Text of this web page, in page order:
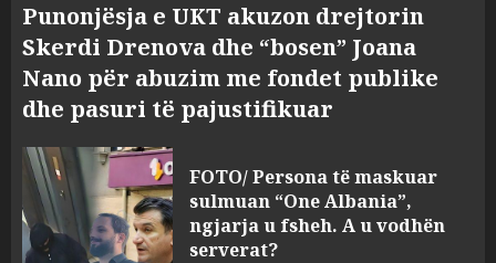
Punonjësja e UKT akuzon drejtorin
Skerdi Drenova dhe “bosen” Joana
Nano për abuzim me fondet publike
dhe pasuri të pajustifikuar
FOTO/ Persona të maskuar
sulmuan “One Albania”,
ngjarja u fsheh. A u vodhën
serverat?